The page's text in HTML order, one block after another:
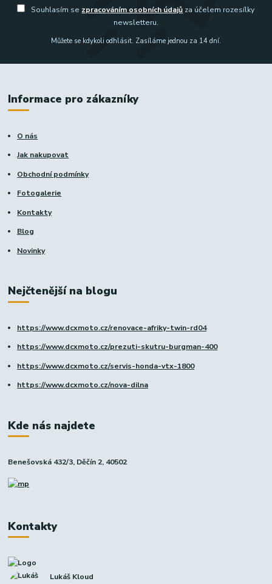
Souhlasím se zpracováním osobních údajů za účelem rozesílky
newsletteru.
Můžete se kdykoli odhlásit. Zasíláme jednou za 14 dní.
Informace pro zákazníky
O nás
Jak nakupovat
Obchodní podmínky
Fotogalerie
Kontakty
Blog
Novinky
Nejčtenější na blogu
https://www.dcxmoto.cz/renovace-afriky-twin-rd04
https://www.dcxmoto.cz/prezuti-skutru-burgman-400
https://www.dcxmoto.cz/servis-honda-vtx-1800
https://www.dcxmoto.cz/nova-dilna
Kde nás najdete
Benešovská 432/3, Děčín 2, 40502
Kontakty
Lukáš Kloud